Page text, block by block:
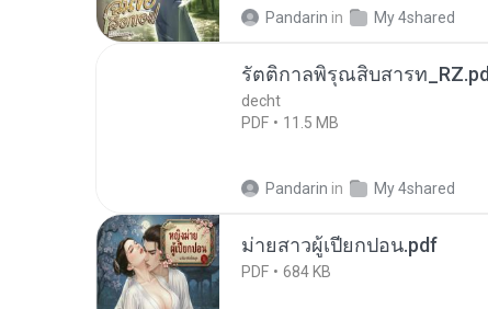
Pandarin in My 4shared
รัตติกาลพิรุณสิบสารท
decht
PDF
11.5 MB
Pandarin in My 4shared
ม่ายสาวผู้เปียกปอน.pdf
PDF 684 KB